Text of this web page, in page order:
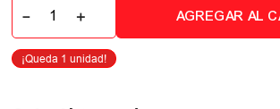
＋
－ AGREGAR AL